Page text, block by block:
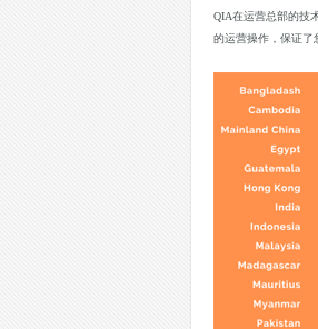
QIA在运营总部的技
的运营操作，保证了